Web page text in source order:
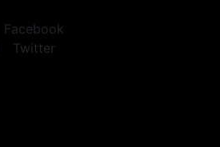
Facebook
Twitter